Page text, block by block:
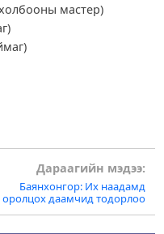
мастер)
Дараагийн мэдээ:
Баянхонгор: Их наадамд
оролцох даамчид тодорлоо